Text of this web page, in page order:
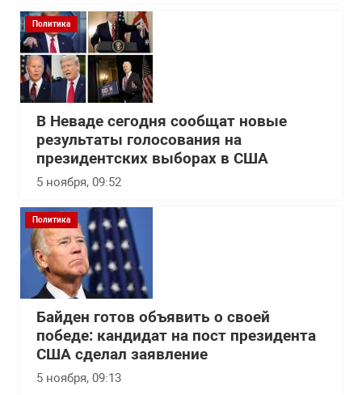
Политика
В Неваде сегодня сообщат новые
результаты голосования на
президентских выборах в США
5 ноября, 09:52
Политика
Байден готов объявить о своей
победе: кандидат на пост президента
США сделал заявление
5 ноября, 09:13